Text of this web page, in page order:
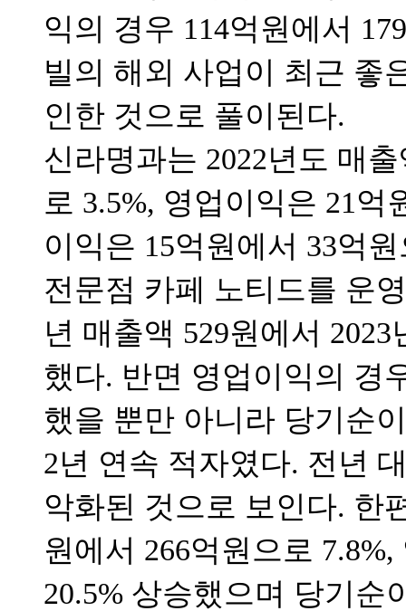
익의 경우 114억원에서
빌의 해외 사업이 최근 좋
인한 것으로 풀이된다.
신라명과는 2022년도 매
로 3.5%, 영업이익은 21억
이익은 15억원에서 33억
전문점 카페 노티드를 운
년 매출액 529원에서
했다. 반면 영업이익의 경
했을 뿐만 아니라 당기순
2년 연속 적자였다. 전년
악화된 것으로 보인다. 한
원에서 266억원으로
20.5% 상승했으며 당기순